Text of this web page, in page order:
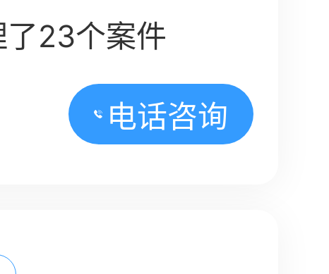
23个案件
电话咨询